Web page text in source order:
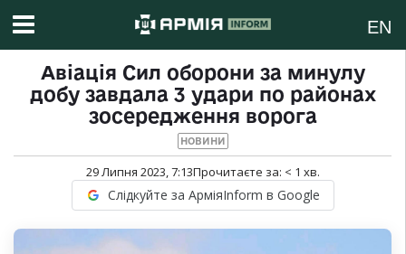
EN
Авіація Сил оборони за минулу
добу завдала 3 удари по районах
зосередження ворога
НОВИНИ
29 Липня 2023, 7:13Прочитаєте за: < 1 хв.
Слідкуйте за АрміяInform в Google